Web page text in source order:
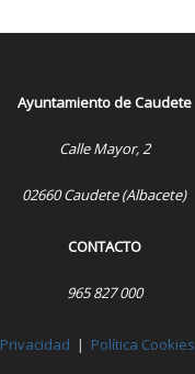
Ayuntamiento de Caudete
Calle Mayor, 2
02660 Caudete (Albacete)
CONTACTO
965 827 000
Privacidad | Política Cookies